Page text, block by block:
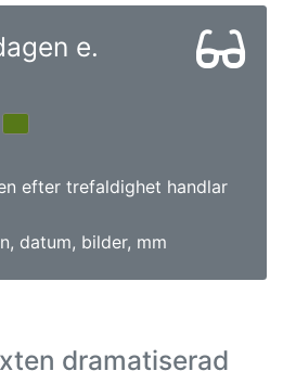
e.
efter trefaldighet handlar
datum, bilder, mm
dramatiserad